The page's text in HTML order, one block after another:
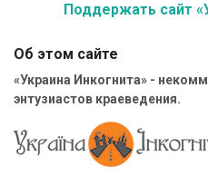
Поддержать сайт
Об этом сайте
«Украина Инкогнита» -
энтузиастов краеведения.